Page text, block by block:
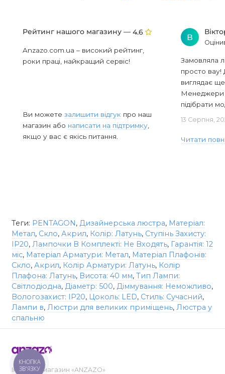
Рейтинг нашого магазину — 4.6
Anzazo.com.ua – високий рейтинг,
роки праці, найкращий сервіс!
Ви можете залишити відгук про наш
магазин або написати на підтримку
якщо у вас є якісь питання.
В
Замовляла
просто вау!
виглядає
Менеджери
підібрати
13 Серпня,
Читати
Теги: PENTAGON, Дизайнерська люстра, Матеріал:
Метал, Скло, Акрил, Колір: Латунь, Ступінь Захисту:
IP20, Лампочки В Комплекті: Не Входять, Гарантія: 12
міс, Матеріал Арматури: Метал, Матеріал Плафонів:
Скло, Акрил, Колір Арматури: Латунь, Колір
Плафона: Латунь, Висота: 40 мм, Тип Лампи:
Світлодіодна, Діаметр: 500, Діммування: Неможливо,
Вологозахист: IP20, Цоколь: LED, Стиль: Сучасний,
Лампи в, Люстри для великих приміщень, Люстра у
спальню
Інтернет-магазин «ANZAZO»
КНОПКА
ЗВ'ЯЗКУ